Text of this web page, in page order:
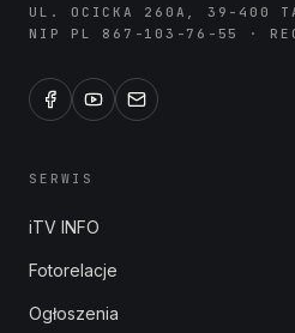
UL. OCICKA 260A, 39-400
NIP PL 867-103-76-55 ·
SERWIS
iTV INFO
Fotorelacje
Ogłoszenia